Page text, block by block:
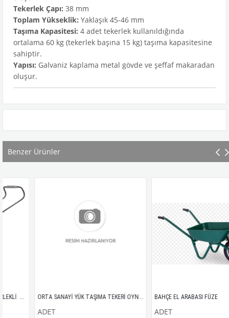
Tekerlek Çapı: 38 mm
Toplam Yükseklik: Yaklaşık 45-46 mm
Taşıma Kapasitesi: 4 adet tekerlek kullanıldığında
ortalama 60 kg (tekerlek başına 15 kg) taşıma kapasitesine
sahiptir.
Yapısı: Galvaniz kaplama metal gövde ve şeffaf makaradan
oluşur.
Benzer Ürünler
PLASTİK TAKIM ÇANTASI TEKERLEKLİ  METAL KİLİTLİ ORTA SANAYİ YÜK TAŞIMA TEKERİ OYNAR TAB.100 mm 3302MMB100
ADET
BAHÇE EL ARABASI FÜZE
ADET